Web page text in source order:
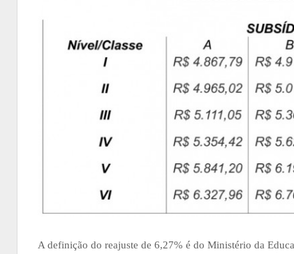
A definição do reajuste de 6,27% é do Ministério da